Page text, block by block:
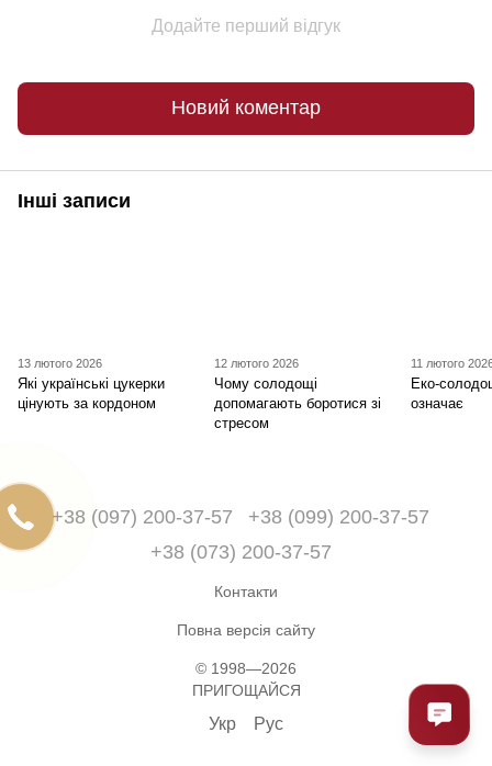
Додайте перший відгук
Новий коментар
Інші записи
13 лютого 2026
Які українські цукерки
цінують за кордоном
12 лютого 2026
Чому солодощі
допомагають боротися зі
стресом
11 лютого
Еко-
означає
+38 (097) 200-37-57
+38 (099) 200-37-57
+38 (073) 200-37-57
Контакти
Повна версія сайту
© 1998—2026
ПРИГОЩАЙСЯ
Укр Рус